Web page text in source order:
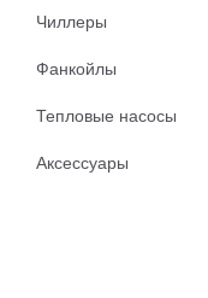
Чиллеры
Фанкойлы
Тепловые насосы
Аксессуары